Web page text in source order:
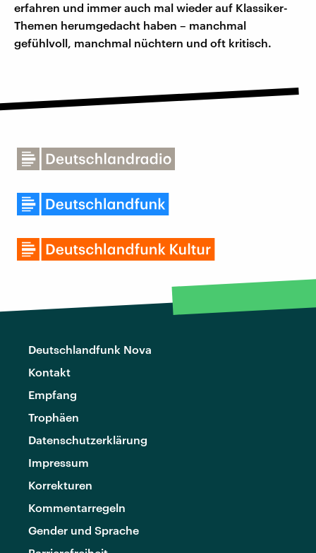
erfahren und immer auch mal wieder auf Klassiker-
Themen herumgedacht haben – manchmal
gefühlvoll, manchmal nüchtern und oft kritisch.
Deutschlandfunk Nova
Kontakt
Empfang
Trophäen
Datenschutzerklärung
Impressum
Korrekturen
Kommentarregeln
Gender und Sprache